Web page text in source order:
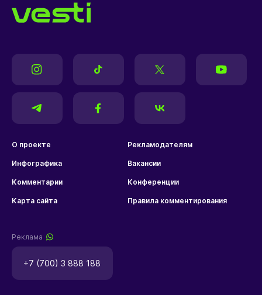
О проекте Рекламодателям
Инфографика Вакансии
Комментарии Конференции
Карта сайта Правила комментирования
Реклама
+7 (700) 3 888 188